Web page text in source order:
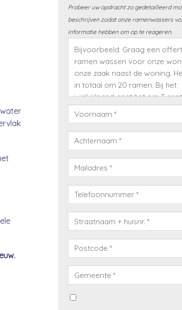
Probeer uw opdracht zo gedetailleerd
beschrijven zodat onze ramenwassers
informatie hebben om op te reageren.